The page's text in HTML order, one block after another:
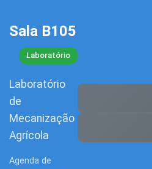
Sala B105
Laboratório
Laboratório
de
Mecanização
Agrícola
Agenda de